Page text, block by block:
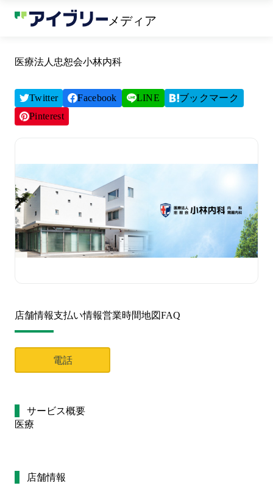
メディア
医療法人忠恕会小林内科
Twitter Facebook LINE
ブックマーク
Pinterest
店舗情報支払い情報営業時間地図FAQ
電話
サービス概要
医療
店舗情報